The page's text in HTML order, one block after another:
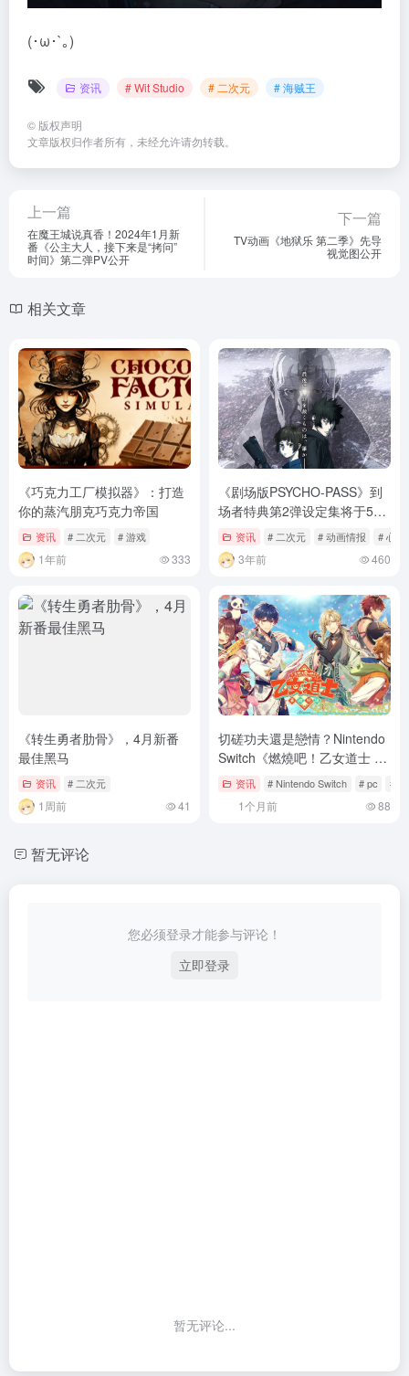
(･ω･`｡)
资讯 # Wit Studio # 二次元 # 海贼王
© 版权声明
文章版权归作者所有，未经允许请勿转载。
上一篇
在魔王城说真香！2024年1月新
番《公主大人，接下来是“拷问”
时间》第二弹PV公开
下一篇
TV动画《地狱乐 第二季》先导
视觉图公开
相关文章
《巧克力工厂模拟器》：打造
你的蒸汽朋克巧克力帝国
资讯 # 二次元 # 游戏
1年前 333
《剧场版PSYCHO-PASS》到
场者特典第2弹设定集将于5月
26日开始发放
资讯 # 二次元 # 动画情报 # 心理
3年前 460
《转生勇者肋骨》，4月新番
最佳黑马
资讯 # 二次元
1周前 41
切磋功夫還是戀情？Nintendo
Switch《燃燒吧！乙女道士 ～
華遊戀語～》確定8月27日發
资讯 # Nintendo Switch # pc #
1个月前 88
暂无评论
您必须登录才能参与评论！
立即登录
暂无评论...